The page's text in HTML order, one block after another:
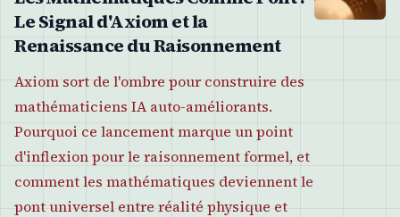
Le Signal d'Axiom et la
Renaissance du Raisonnement
Axiom sort de l'ombre pour construire des
mathématiciens IA auto-améliorants.
Pourquoi ce lancement marque un point
d'inflexion pour le raisonnement formel, et
comment les mathématiques deviennent le
pont universel entre réalité physique et